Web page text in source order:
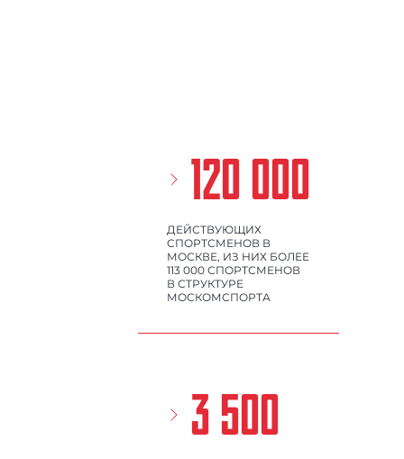
120 000
ДЕЙСТВУЮЩИХ
СПОРТСМЕНОВ В
МОСКВЕ, ИЗ НИХ БОЛЕЕ
113 000 СПОРТСМЕНОВ
В СТРУКТУРЕ
МОСКОМСПОРТА
3 500